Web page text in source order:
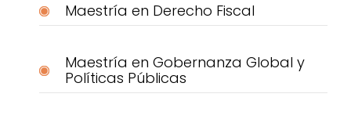
Maestría en Derecho Fiscal
Maestría en Gobernanza Global y
Políticas Públicas